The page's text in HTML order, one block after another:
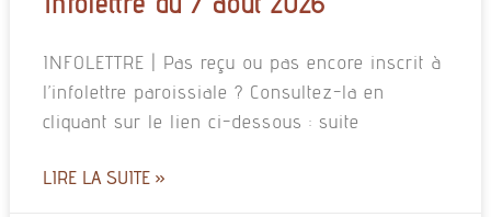
INFOLETTRE | Pas reçu ou pas encore inscrit à
l’infolettre paroissiale ? Consultez-la en
cliquant sur le lien ci-dessous : suite
LIRE LA SUITE »